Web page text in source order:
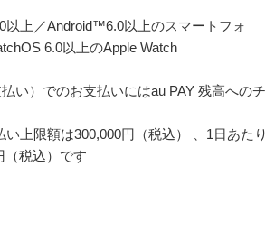
以上／Android™6.0以上のスマートフォ
6.0以上のApple Watch
払い）でのお支払いにはau PAY 残高へのチ
い上限額は300,000円（税込） 、1日あたり
（税込）です